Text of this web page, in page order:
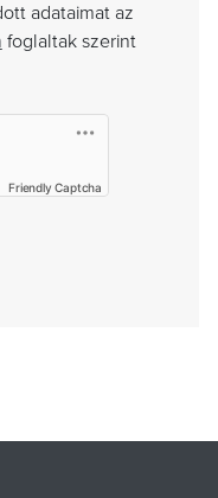
adataimat az
foglaltak szerint
Friendly Captcha